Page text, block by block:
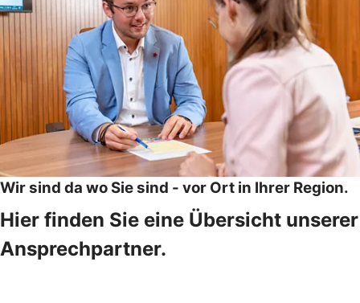
Wir sind da wo Sie sind - vor Ort in Ihrer Region.
Hier finden Sie eine Übersicht unserer
Ansprechpartner.